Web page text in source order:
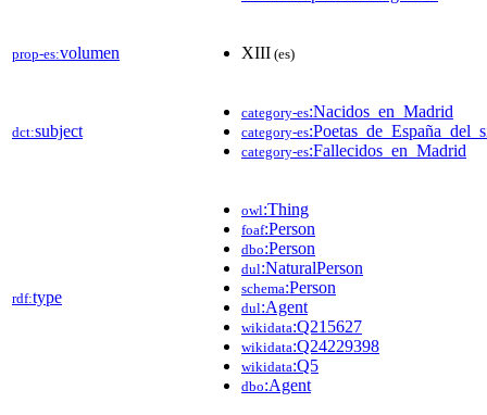
prop-es:volumen XIII (es)
dct:subject
category-es:Nacidos_en_Madrid
category-es
category-es:Fallecidos_en_Madrid
rdf:type
owl:Thing
foaf:Person
dbo:Person
dul:NaturalPerson
schema:Person
dul:Agent
wikidata:Q215627
wikidata:Q24229398
wikidata:Q5
dbo:Agent